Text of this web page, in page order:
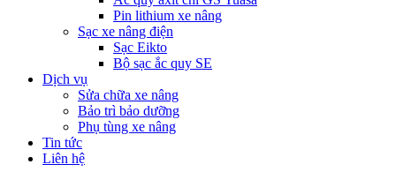
Pin lithium xe nâng
Sạc xe nâng điện
Sạc Eikto
Bộ sạc ắc quy SE
Dịch vụ
Sửa chữa xe nâng
Bảo trì bảo dưỡng
Phụ tùng xe nâng
Tin tức
Liên hệ